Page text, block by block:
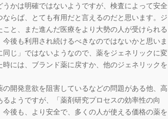
かは明確ではないようですが、検査によって安全
らば、とても有用だと言えるのだと思います。ジ
と、また進んだ医療をより大勢の人が受けられる
後も利用され続けるべきなのではないかと思いま
じ」ではないようなので、薬をジェネリックに変
には、ブランド薬に戻すか、他のジェネリックを
開発意欲を阻害しているなどの問題がある他、高
ようですが、「薬剤研究プロセスの効率性の向
後も、より安全で、多くの人が使える価格の薬を